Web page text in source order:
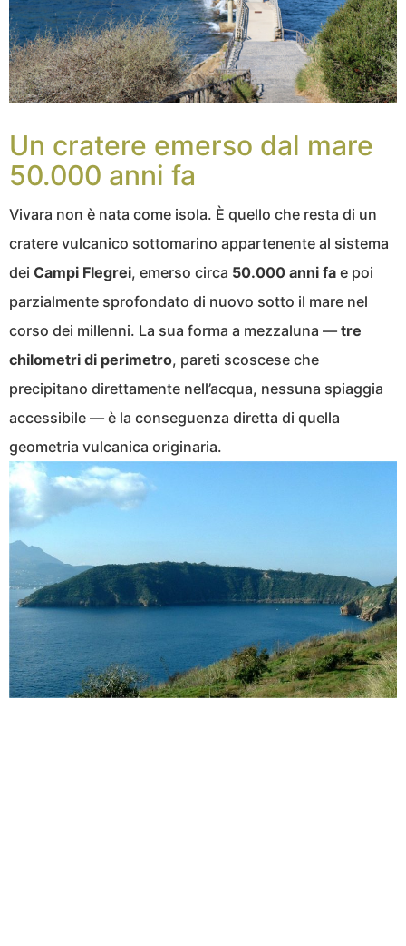
Un cratere emerso dal mare
50.000 anni fa
Vivara non è nata come isola. È quello che resta di un
cratere vulcanico sottomarino appartenente al sistema
dei Campi Flegrei, emerso circa 50.000 anni fa e poi
parzialmente sprofondato di nuovo sotto il mare nel
corso dei millenni. La sua forma a mezzaluna — tre
chilometri di perimetro, pareti scoscese che
precipitano direttamente nell’acqua, nessuna spiaggia
accessibile — è la conseguenza diretta di quella
geometria vulcanica originaria.